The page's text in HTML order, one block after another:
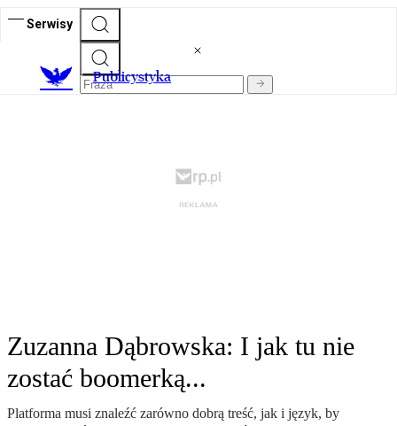
Serwisy
Publicystyka
Zuzanna Dąbrowska: I jak tu nie
zostać boomerką...
Platforma musi znaleźć zarówno dobrą treść, jak i język, by